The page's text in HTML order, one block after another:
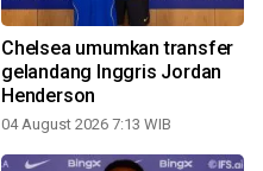
Chelsea umumkan transfer
gelandang Inggris Jordan
Henderson
04 August 2026 7:13 WIB